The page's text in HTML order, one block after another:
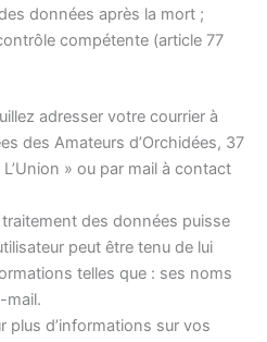
données après la mort ;
compétente (article 77
adresser votre courrier à
des Amateurs d’Orchidées, 37
» ou par mail à contact
des données puisse
peut être tenu de lui
telles que : ses noms
mail.
plus d’informations sur vos